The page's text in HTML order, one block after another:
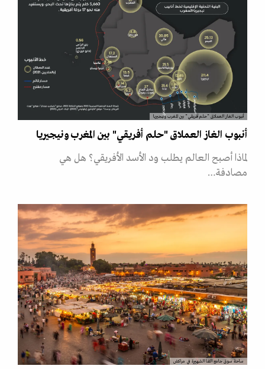
أنبوب الغاز العملاق "حلم أفريقي" بين المغرب ونيجيريا
أنبوب الغاز العملاق "حلم أفريقي" بين المغرب ونيجيريا
لماذا أصبح العالم يطلب ود الأسد الأفريقي؟ هل هي
مصادفة…
ساحة سوق جامع الفنا الشهيرة في مراكش